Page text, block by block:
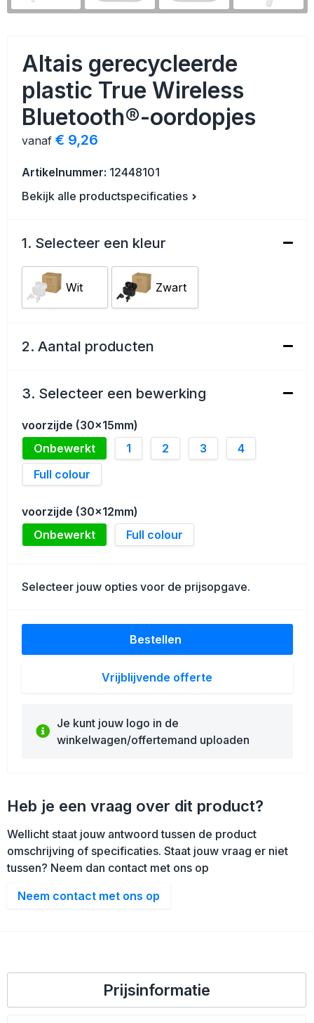
Veiligheid, Auto en Fiets
Anti-stress
Kerst
Sinterklaas
Waterflesjes
Themapakketten
Strandtassen
Waterbestendige tassen
Reistassensets
Duffeltassen
Tablettassen
Documententassen
Accessoires voor tassen
Golftassen
Goodiebags
Altais gerecycleerde
plastic True Wireless
Bluetooth®-oordopjes
vanaf € 9,26
Artikelnummer: 12448101
Bekijk alle productspecificaties
1. Selecteer een kleur
Wit Zwart
2. Aantal producten
3. Selecteer een bewerking
voorzijde (30x15mm)
Onbewerkt
1 2 3
4
Full colour
voorzijde (30x12mm)
Onbewerkt
Full colour
Selecteer jouw opties voor de prijsopgave.
Bestellen
Vrijblijvende offerte
Je kunt jouw logo in de
winkelwagen/offertemand uploaden
Heb je een vraag over dit product?
Wellicht staat jouw antwoord tussen de product
omschrijving of specificaties. Staat jouw vraag er niet
tussen? Neem dan contact met ons op
Neem contact met ons op
Prijsinformatie